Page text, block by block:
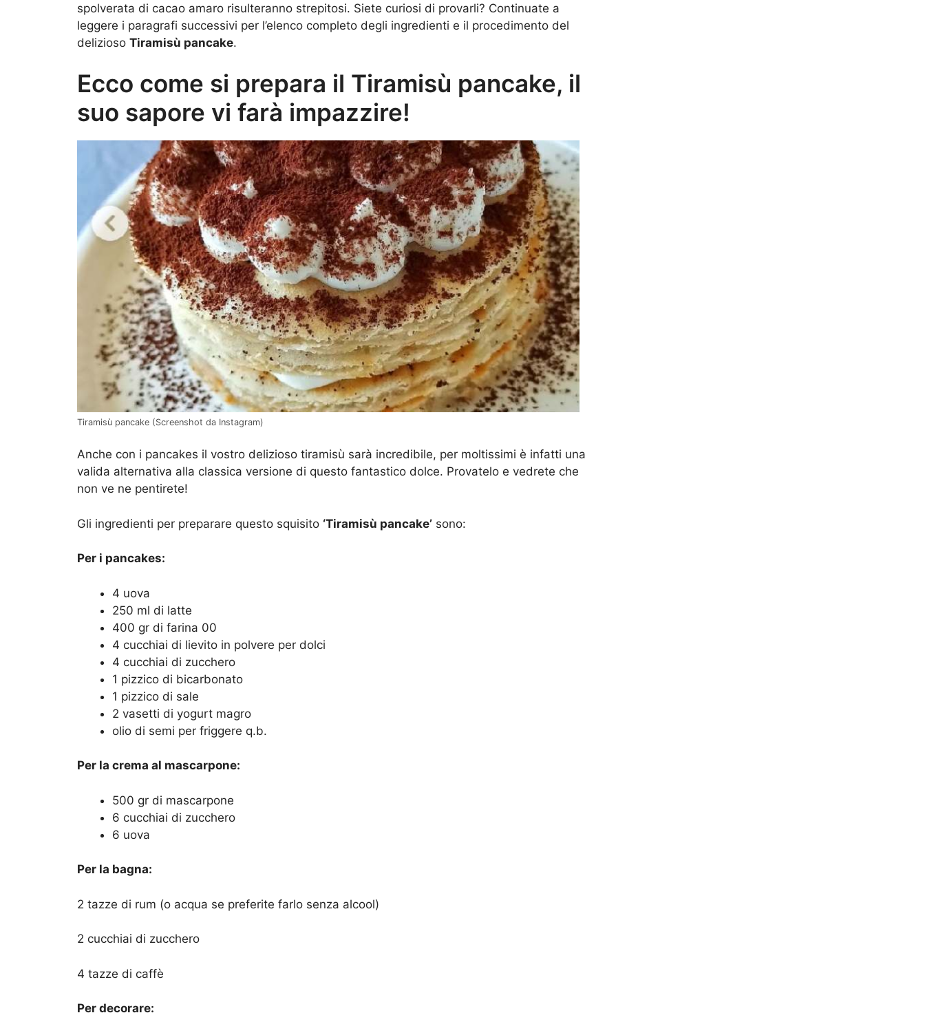
spolverata di cacao amaro risulteranno strepitosi. Siete curiosi di provarli? Continuate a
leggere i paragrafi successivi per l’elenco completo degli ingredienti e il procedimento del
delizioso Tiramisù pancake.
Ecco come si prepara il Tiramisù pancake, il
suo sapore vi farà impazzire!
Tiramisù pancake (Screenshot da Instagram)
Anche con i pancakes il vostro delizioso tiramisù sarà incredibile, per moltissimi è infatti una
valida alternativa alla classica versione di questo fantastico dolce. Provatelo e vedrete che
non ve ne pentirete!
Gli ingredienti per preparare questo squisito ‘Tiramisù pancake’ sono:
Per i pancakes:
4 uova
250 ml di latte
400 gr di farina 00
4 cucchiai di lievito in polvere per dolci
4 cucchiai di zucchero
1 pizzico di bicarbonato
1 pizzico di sale
2 vasetti di yogurt magro
olio di semi per friggere q.b.
Per la crema al mascarpone:
500 gr di mascarpone
6 cucchiai di zucchero
6 uova
Per la bagna:
2 tazze di rum (o acqua se preferite farlo senza alcool)
2 cucchiai di zucchero
4 tazze di caffè
Per decorare: